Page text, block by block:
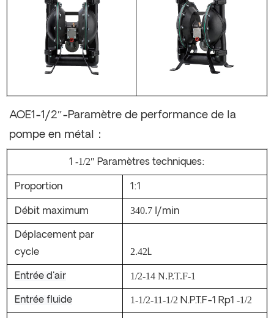
AOE1-1/2″-Paramètre de performance de la
pompe en métal：
1 -1/2″ Paramètres techniques:
Proportion 1:1
Débit maximum 340.7 l/min
Déplacement par
cycle
2.42L
Entrée d'air 1/2-14 N.P.T.F-1
Entrée fluide 1-1/2-11-1/2 N.P.T.F-1 Rp1 -1/2